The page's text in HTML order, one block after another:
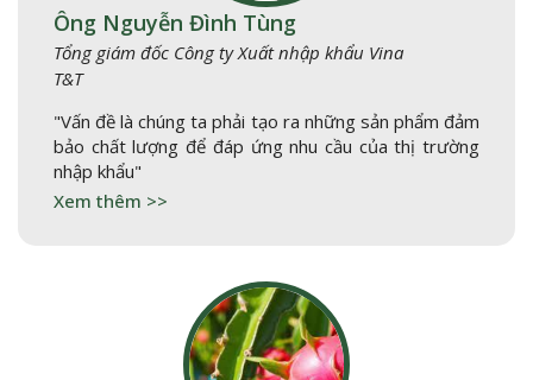
Ông Nguyễn Đình Tùng
Tổng giám đốc Công ty Xuất nhập khẩu Vina
T&T
"Vấn đề là chúng ta phải tạo ra những sản phẩm đảm
bảo chất lượng để đáp ứng nhu cầu của thị trường
nhập khẩu"
Xem thêm >>